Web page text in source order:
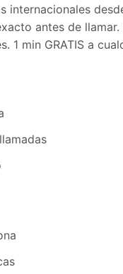
internacionales
antes de llamar.
1 min GRATIS a